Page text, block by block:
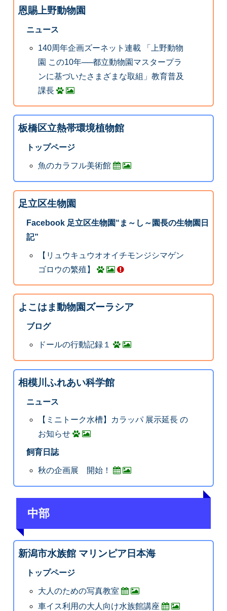
恩賜上野動物園
ニュース
140周年企画ズーネット連載 「上野動物
園 この10年──都立動物園マスタープラ
ンに基づいたさまざまな取組」教育普及
課長
板橋区立熱帯環境植物館
トップページ
魚のカラフル美術館
足立区生物園
Facebook 足立区生物園“ま～し～園長の生物園日
記”
【リュウキュウオオイチモンジシマゲン
ゴロウの繁殖】
よこはま動物園ズーラシア
ブログ
ドールの行動記録１
相模川ふれあい科学館
ニュース
【ミニトーク水槽】カラッパ 展示延長 の
お知らせ
飼育日誌
秋の企画展 開始！
中部
新潟市水族館 マリンピア日本海
トップページ
大人のための写真教室
車イス利用の大人向け水族館講座